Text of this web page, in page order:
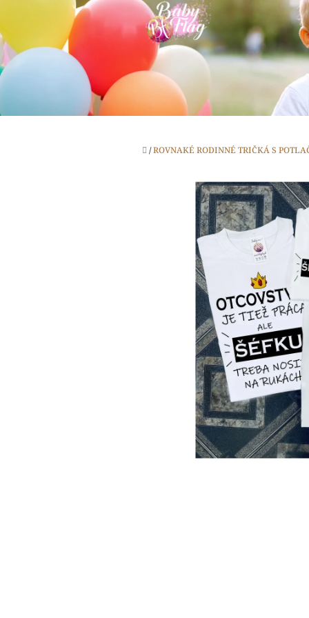
obsah
Domov
/ROVNAKÉ RODINNÉ TRIČKÁ S